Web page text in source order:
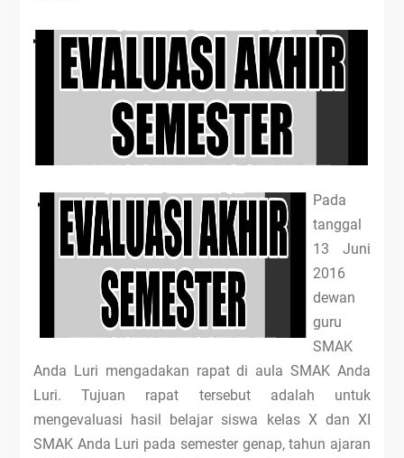
Pada
tanggal
13 Juni
2016
dewan
guru
SMAK
Anda Luri mengadakan rapat di aula SMAK Anda
Luri. Tujuan rapat tersebut adalah untuk
mengevaluasi hasil belajar siswa kelas X dan XI
SMAK Anda Luri pada semester genap, tahun ajaran